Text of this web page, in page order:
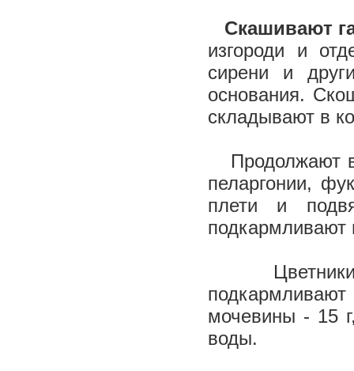
Скашивают
изгороди и
сирени и
основания.
складывают в
Продолжают
пеларгонии,
плети и
Цветники
мочевины - 15
воды.